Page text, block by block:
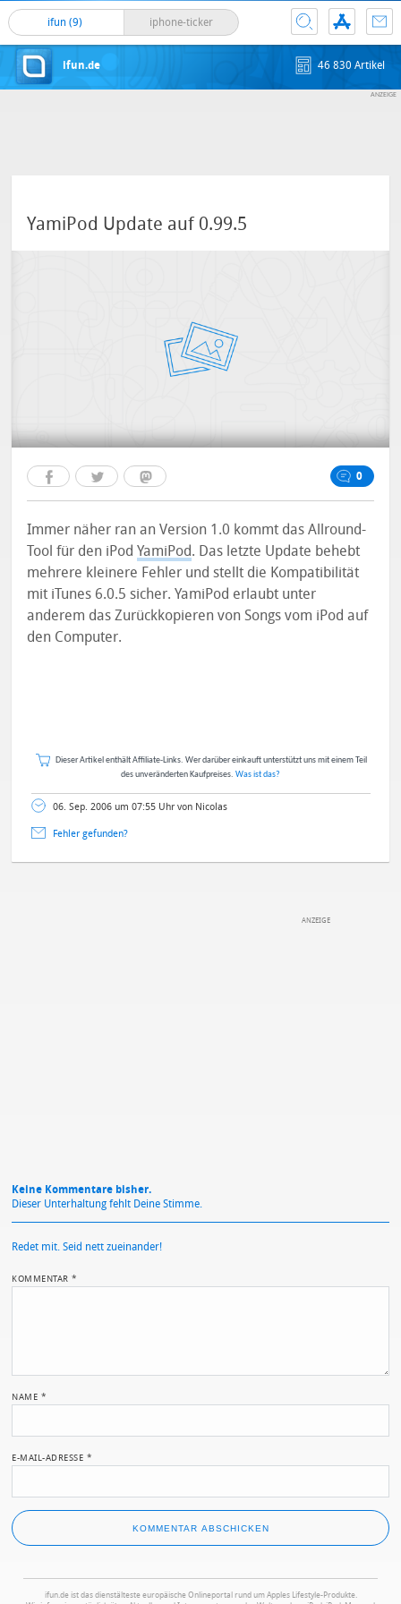
ifun (9) iphone-ticker
ifun.de 46 830 Artikel
YamiPod Update auf 0.99.5
0
Immer näher ran an Version 1.0 kommt das Allround-
Tool für den iPodYamiPod. Das letzte Update behebt
mehrere kleinere Fehler und stellt die Kompatibilität
mit iTunes 6.0.5 sicher. YamiPod erlaubt unter
anderem das Zurückkopieren von Songs vom iPod auf
den Computer.
Dieser Artikel enthält Affiliate-Links. Wer darüber einkauft unterstützt uns mit einem Teil
des unveränderten Kaufpreises. Was ist das?
06. Sep. 2006 um 07:55 Uhr von Nicolas
Fehler gefunden?
Keine Kommentare bisher.
Dieser Unterhaltung fehlt Deine Stimme.
Redet mit. Seid nett zueinander!
KOMMENTAR*
NAME *
E-MAIL-ADRESSE *
ifun.de ist das dienstälteste europäische Onlineportal rund um Apples Lifestyle-Produkte.